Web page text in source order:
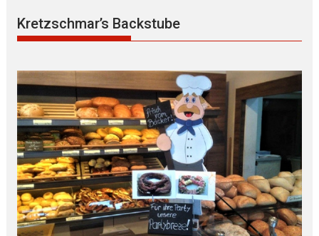
Kretzschmar’s Backstube